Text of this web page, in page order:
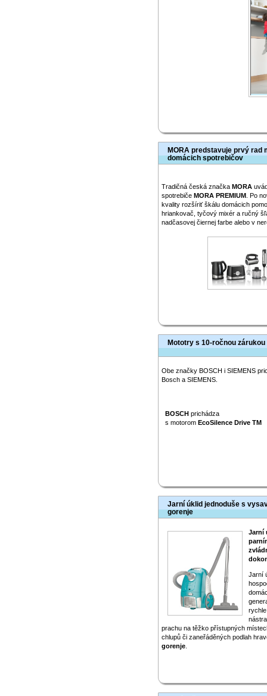
MORA predstavuje prvý rad
domácich spotrebičov
Tradičná česká značka MORA
spotrebiče MORA PREMIUM . Po
kvality rozšíriť škálu domácich
hriankovač, tyčový mixér a ručný
nadčasovej čiernej farbe alebo v
Mototry s 10-ročnou zárukou
Obe značky BOSCH i SIEMENS
Bosch a SIEMENS.
BOSCH prichádza
s motorom EcoSilence Drive TM
Jarní úklid jednoduše s
gorenje
Jarní
Jarní
prachu na těžko přístupných
chlupů či zaneřáděných podlah
gorenje